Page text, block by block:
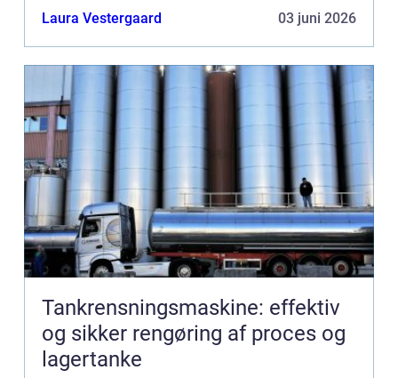
tilfældet, når det kommer til erhvervsrengøring.
Laura Vestergaard 03 juni 2026
Tankrensningsmaskine: effektiv
og sikker rengøring af proces og
lagertanke